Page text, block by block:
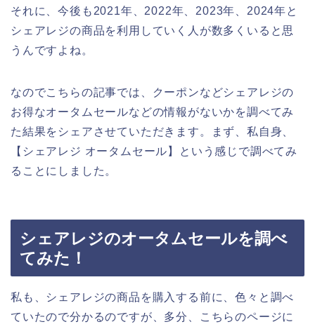
それに、今後も2021年、2022年、2023年、2024年と
シェアレジの商品を利用していく人が数多くいると思
うんですよね。
なのでこちらの記事では、クーポンなどシェアレジの
お得なオータムセールなどの情報がないかを調べてみ
た結果をシェアさせていただきます。まず、私自身、
【シェアレジ オータムセール】という感じで調べてみ
ることにしました。
シェアレジのオータムセールを調べ
てみた！
私も、シェアレジの商品を購入する前に、色々と調べ
ていたので分かるのですが、多分、こちらのページに